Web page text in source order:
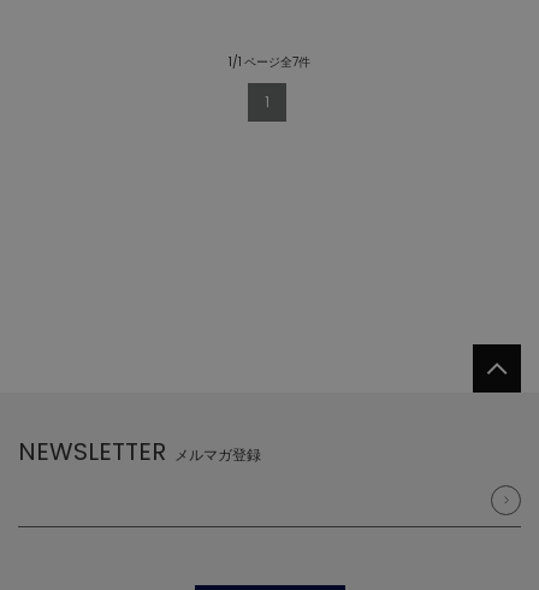
1/1 ページ全7件
1
NEWSLETTER メルマガ登録